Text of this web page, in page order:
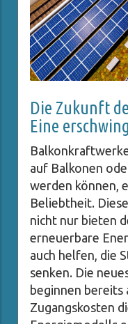
Die Zukunft
Eine
auf Balkonen
werden können,
Beliebtheit.
nicht nur bieten
erneuerbare
auch helfen, die
senken. Die
beginnen bereits
Zugangskosten